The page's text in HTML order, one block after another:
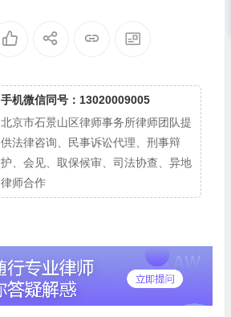
手机微信同号：13020009005
北京市石景山区律师事务所律师团队提
供法律咨询、民事诉讼代理、刑事辩
护、会见、取保候审、司法协查、异地
律师合作